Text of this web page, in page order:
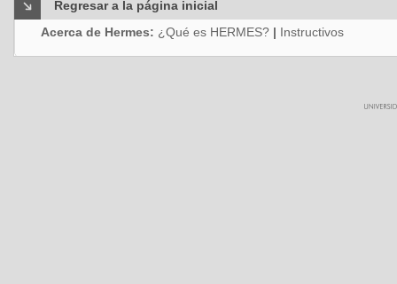
Regresar a la página inicial
Acerca de Hermes: ¿Qué es HERMES? | Instructivos